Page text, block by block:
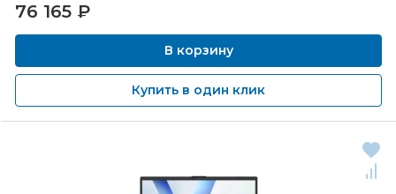
76 165 ₽
В корзину
Купить в один клик